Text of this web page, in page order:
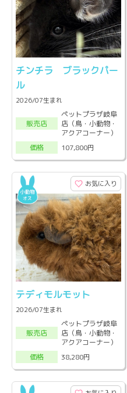
チンチラ ブラックパー
ル
2026/07生まれ
販売店
ペットプラザ岐阜
店（鳥・小動物・
アクアコーナー）
価格
107,800円
お気に入り
テディモルモット
2026/07生まれ
販売店
ペットプラザ岐阜
店（鳥・小動物・
アクアコーナー）
価格
38,280円